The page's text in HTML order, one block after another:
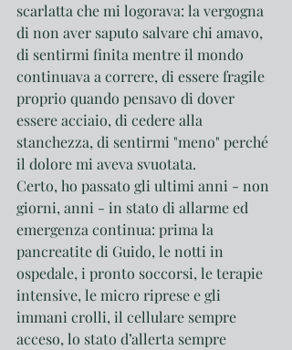
scarlatta che mi logorava: la vergogna
di non aver saputo salvare chi amavo,
di sentirmi finita mentre il mondo
continuava a correre, di essere fragile
proprio quando pensavo di dover
essere acciaio, di cedere alla
stanchezza, di sentirmi "meno" perché
il dolore mi aveva svuotata.
Certo, ho passato gli ultimi anni - non
giorni, anni - in stato di allarme ed
emergenza continua: prima la
pancreatite di Guido, le notti in
ospedale, i pronto soccorsi, le terapie
intensive, le micro riprese e gli
immani crolli, il cellulare sempre
acceso, lo stato d’allerta sempre